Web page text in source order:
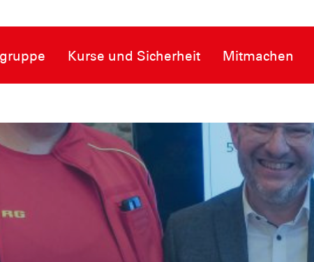
Kurse und Sicherheit Mitmachen